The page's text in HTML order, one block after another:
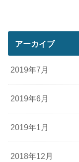
アーカイブ
2019年7月
2019年6月
2019年1月
2018年12月